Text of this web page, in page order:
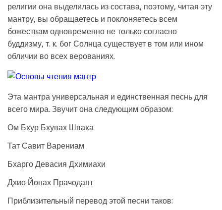
религии она выделилась из состава, поэтому, читая эту
мантру, вы обращаетесь и поклоняетесь всем
божествам одновременно не только согласно
буддизму, т. к. бог Солнца существует в том или ином
обличии во всех верованиях.
Эта мантра универсальная и единственная песнь для
всего мира. Звучит она следующим образом:
Ом Бхур Бхувах Шваха
Тат Савит Варениам
Бхарго Девасия Дхимиахи
Дхио Йонах Прачодаят
Приблизительный перевод этой песни таков: